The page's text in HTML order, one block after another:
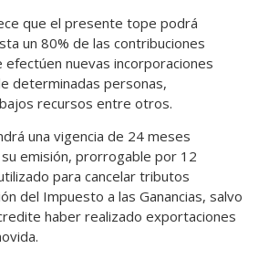
que el presente tope podrá
un 80% de las contribuciones
efectúen nuevas incorporaciones
determinadas personas,
recursos entre otros.
una vigencia de 24 meses
emisión, prorrogable por 12
para cancelar tributos
del Impuesto a las Ganancias, salvo
haber realizado exportaciones